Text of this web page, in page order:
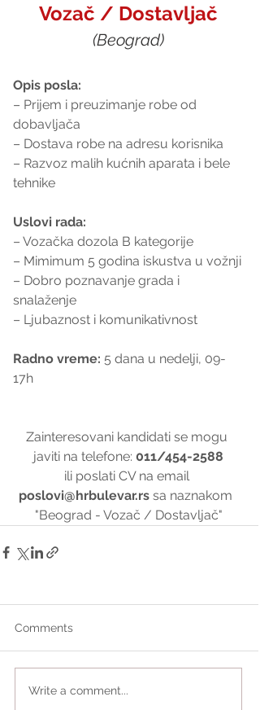
Vozač / Dostavljač
(Beograd)
Opis posla:
– Prijem i preuzimanje robe od
dobavljača
– Dostava robe na adresu korisnika
– Razvoz malih kućnih aparata i bele
tehnike
Uslovi rada:
– Vozačka dozola B kategorije
– Mimimum 5 godina iskustva u vožnji
– Dobro poznavanje grada i
snalaženje
– Ljubaznost i komunikativnost
Radno vreme: 5 dana u nedelji, 09-
17h
Zainteresovani kandidati se mogu
javiti na telefone: 011/454-2588
ili poslati CV na email
poslovi@hrbulevar.rs sa naznakom
"Beograd - Vozač / Dostavljač"
Comments
Write a comment...